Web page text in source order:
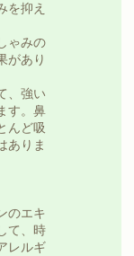
を抑え
ゃみの
があり
、強い
す。鼻
んど吸
ありま
のエキ
て、時
レルギ